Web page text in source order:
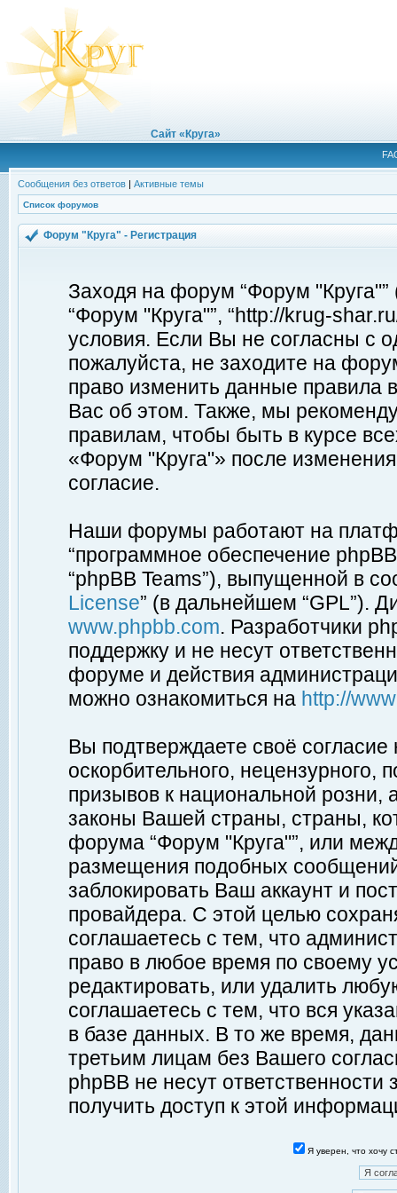
Сайт «Круга»
Сообщения без ответов | Активные темы
Список форумов
Форум "Круга" - Регистрация
Заходя на форум “Форум
“Форум "Круга"”, “http://krug-
условия. Если Вы не согласны с
пожалуйста, не заходите на
право изменить данные правила
Вас об этом. Также, мы
правилам, чтобы быть в курсе
«Форум "Круга"» после
согласие.
Наши форумы работают на
“программное обеспечение
“phpBB Teams”), выпущенной в
License” (в дальнейшем “GPL”).
www.phpbb.com. Разработчики
поддержку и не несут
форуме и действия
можно ознакомиться на http://
Вы подтверждаете своё
оскорбительного, нецензурного,
призывов к национальной
законы Вашей страны, страны,
форума “Форум "Круга"”, или
размещения подобных
заблокировать Ваш аккаунт и
провайдера. С этой целью
соглашаетесь с тем, что
право в любое время по своему
редактировать, или удалить
соглашаетесь с тем, что вся
в базе данных. В то же время,
третьим лицам без Вашего
phpBB не несут ответственности
получить доступ к этой
Я уверен, что хочу